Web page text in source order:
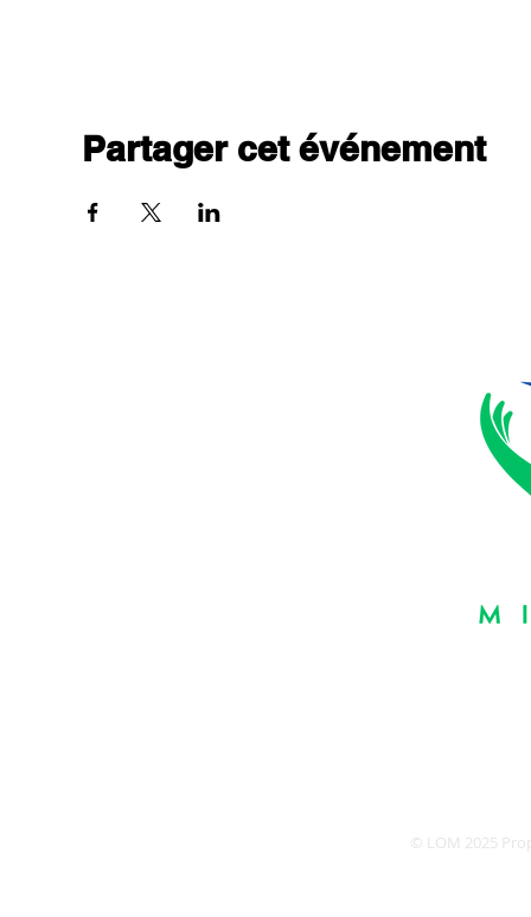
Partager cet événement
© LOM 2025